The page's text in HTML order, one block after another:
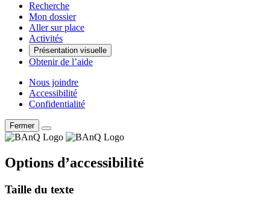
Recherche
Mon dossier
Aller sur place
Activités
Présentation visuelle
Obtenir de l’aide
Nous joindre
Accessibilité
Confidentialité
Fermer
Options d’accessibilité
Taille du texte